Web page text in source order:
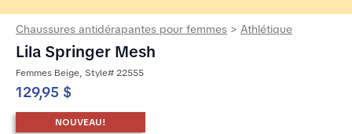
Chaussures antidérapantes pour femmes > Athlétique
Lila Springer Mesh
Femmes Beige, Style# 22555
129,95 $
NOUVEAU!